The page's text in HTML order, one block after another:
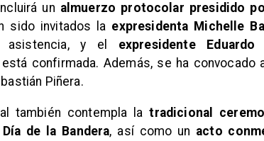
un almuerzo protocolar presidido
sido invitados la expresidenta Michelle
asistencia, y el expresidente
confirmada. Además, se ha convocado
Piñera.
también contempla latradicional
de la Bandera, así como un acto